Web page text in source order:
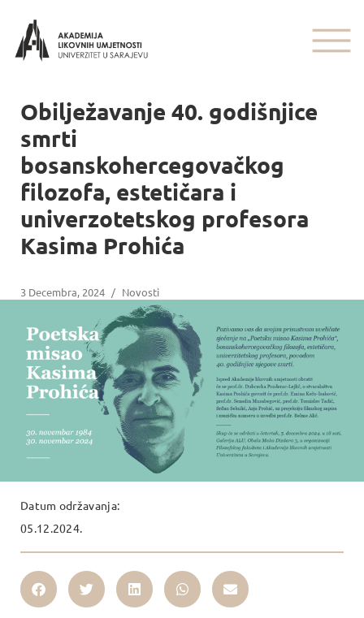
Obilježavanje 40. godišnjice
smrti
bosanskohercegovačkog
filozofa, estetičara i
univerzotetskog profesora
Kasima Prohića
3 Decembra, 2024 / Novosti
Datum održavanja:
05.12.2024.